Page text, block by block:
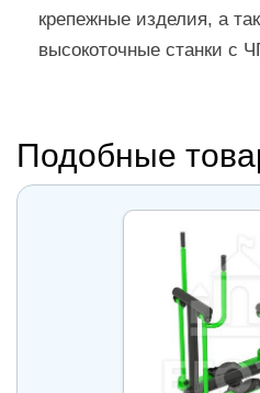
крепежные изделия, а
высокоточные станки с
Подобные